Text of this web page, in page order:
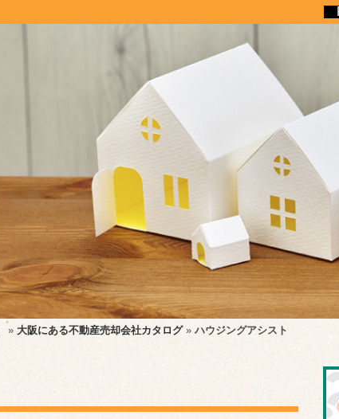
» 大阪にある不動産売却会社カタログ» ハウジングアシスト